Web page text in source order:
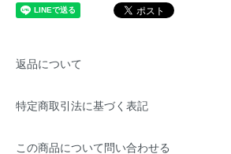
返品について
特定商取引法に基づく表記
この商品について問い合わせる